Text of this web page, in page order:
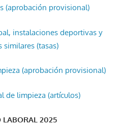
(aprobación provisional)
instalaciones deportivas y
similares (tasas)
(aprobación provisional)
de limpieza (artículos)
LABORAL 2025